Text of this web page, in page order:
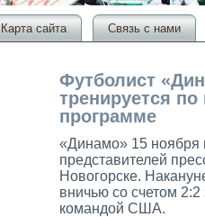
Карта сайта Связь с нами
Футболист
тренируется
программе
«Динамо» 15 ноября
представителей
Новогорске.
вничью со счетом
командой США.